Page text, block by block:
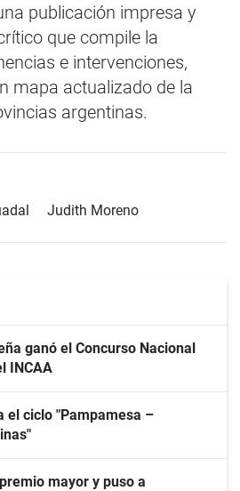
publicación impresa y
que compile la
e intervenciones,
mapa actualizado de la
argentinas.
Judith Moreno
ganó el Concurso Nacional
INCAA
el ciclo "Pampamesa –
mayor y puso a